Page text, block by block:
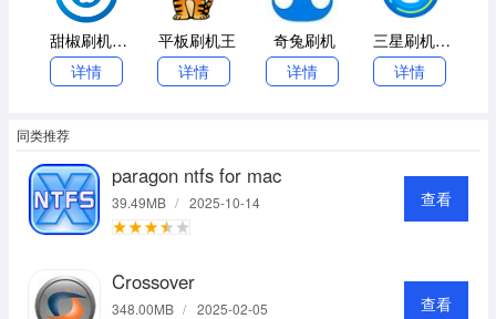
甜椒刷机助手
详情
平板刷机王
详情
奇兔刷机
详情
三星刷机工具
详情
同类推荐
paragon ntfs for mac
39.49MB / 2025-10-14 查看
Crossover
348.00MB / 2025-02-05 查看